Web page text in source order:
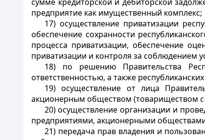
предприятие как имущественный комплекс;
17) осуществление приватизации
обеспечение сохранности
процесса приватизации, обеспечение
приватизации и контроля за соблюдением
18) по решению Правительства
ответственностью, а также
19) осуществление от лица
акционерным обществом (товариществом с
20) осуществление организации и
предприятиями, акционерными
21) передача прав владения и